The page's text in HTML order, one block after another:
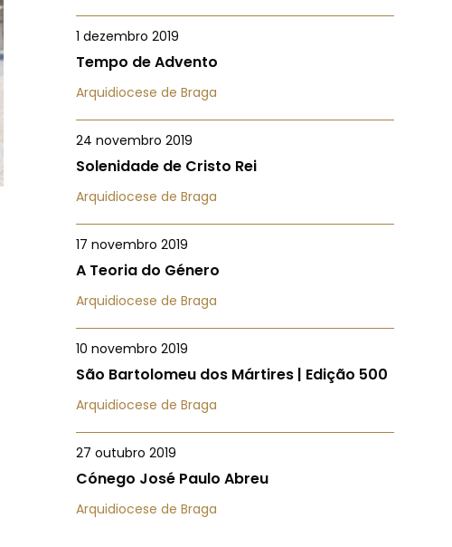
1 dezembro 2019
Tempo de Advento
Arquidiocese de Braga
24 novembro 2019
Solenidade de Cristo Rei
Arquidiocese de Braga
17 novembro 2019
A Teoria do Género
Arquidiocese de Braga
10 novembro 2019
São Bartolomeu dos Mártires | Edição 500
Arquidiocese de Braga
27 outubro 2019
Cónego José Paulo Abreu
Arquidiocese de Braga